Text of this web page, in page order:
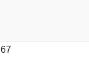
67